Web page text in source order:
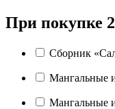
При покупке
Сборник
Мангальные
Мангальные